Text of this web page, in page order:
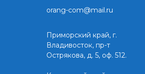
orang-com@mail.ru
Приморский край, г.
Владивосток, пр-т
Острякова, д. 5, оф. 512.